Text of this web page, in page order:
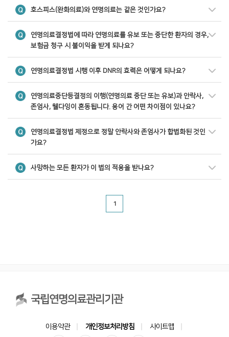
호스피스(완화의료)와 연명의료는 같은 것인가요?
연명의료결정법에 따라 연명의료를 유보 또는 중단한 환자의 경우,
보험금 청구 시 불이익을 받게 되나요?
연명의료결정법 시행 이후 DNR의 효력은 어떻게 되나요?
연명의료중단등결정의 이행(연명의료 중단 또는 유보)과 안락사,
존엄사, 웰다잉이 혼동됩니다. 용어 간 어떤 차이점이 있나요?
연명의료결정법 제정으로 정말 안락사와 존엄사가 합법화된 것인
가요?
사망하는 모든 환자가 이 법의 적용을 받나요?
1
국립연명의료관리기관
이용약관 개인정보처리방침 사이트맵